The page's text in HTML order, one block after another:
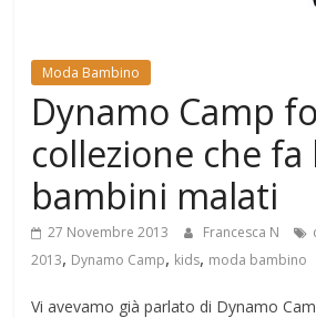
Moda Bambino
Dynamo Camp
collezione che fa
bambini malati
27 Novembre 2013 Francesca N
2013, Dynamo Camp, kids, moda bambino
Vi avevamo già parlato di Dynamo